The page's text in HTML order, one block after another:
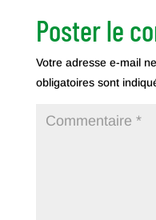
Poster le
Votre adresse e-mail
obligatoires sont